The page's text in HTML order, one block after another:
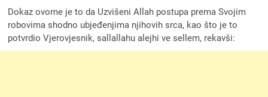
Dokaz ovome je to da Uzvišeni Allah postupa prema Svojim
robovima shodno ubjeđenjima njihovih srca, kao što je to
potvrdio Vjerovjesnik, sallallahu alejhi ve sellem, rekavši: